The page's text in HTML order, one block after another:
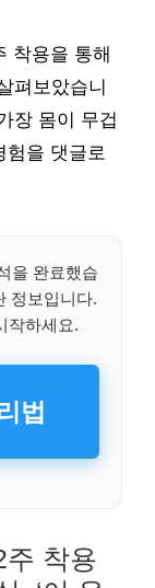
착용을 통해
펴보았습니
장 몸이 무겁
험을 댓글로
을 완료했습
정보입니다.
작하세요.
법
주 착용